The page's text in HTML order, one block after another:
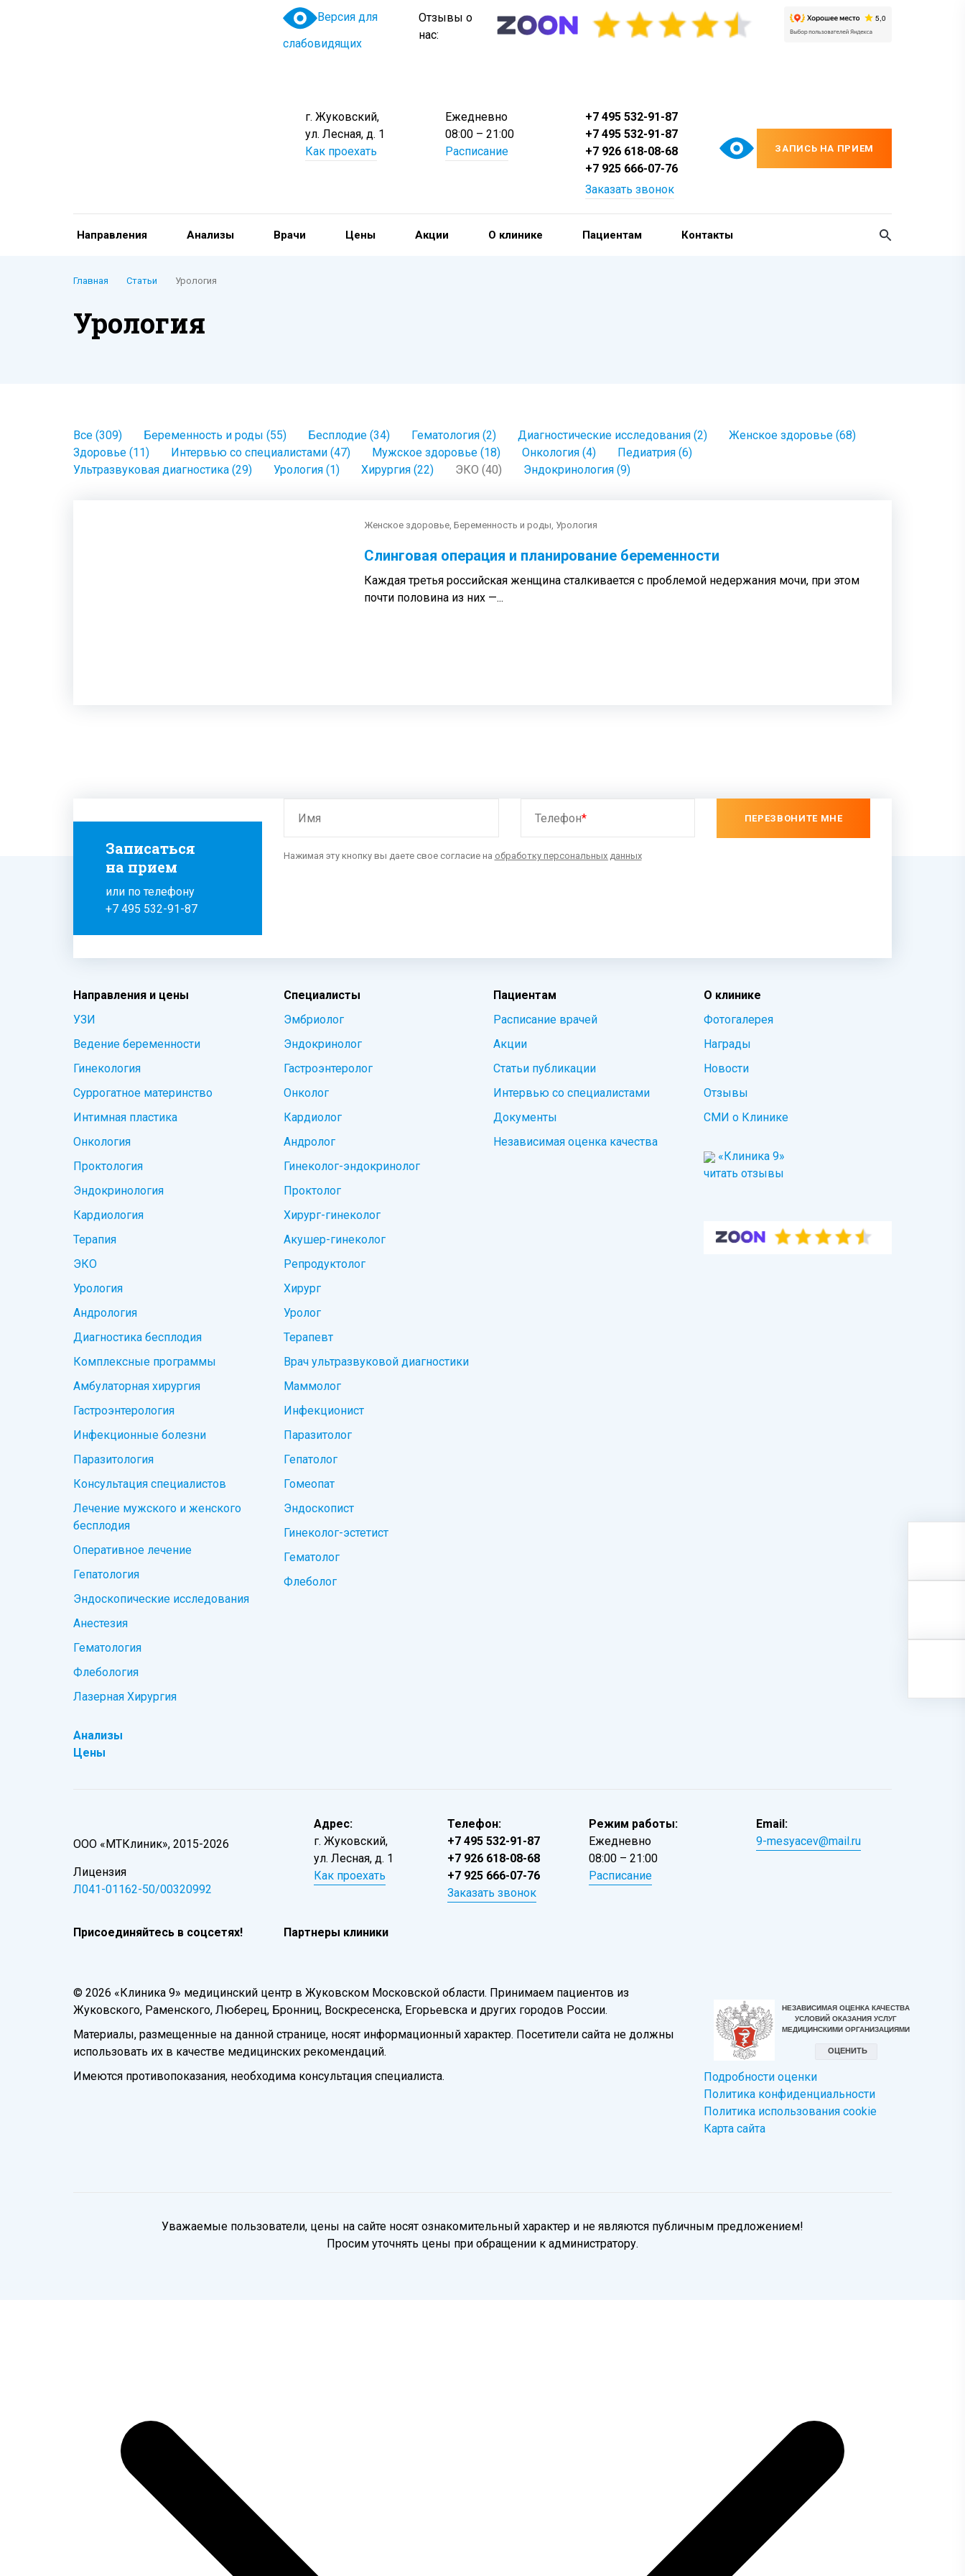
Версия для
слабовидящих
Отзывы о
нас:
г. Жуковский,
ул. Лесная, д. 1
Как проехать
Ежедневно
08:00 – 21:00
Расписание
+7 495 532-91-87
+7 495 532-91-87
+7 926 618-08-68
+7 925 666-07-76
Заказать звонок
ЗАПИСЬ НА ПРИЕМ
Направления Анализы Врачи Цены Акции О клинике Пациентам Контакты
Главная Статьи Урология
Урология
Все (309) Беременность и роды (55) Бесплодие (34) Гематология (2) Диагностические исследования (2)
Женское здоровье (68)
Здоровье (11)
Интервью со специалистами (47) Мужское здоровье (18) Онкология (4)
Педиатрия (6)
Ультразвуковая диагностика (29)
Урология (1) Хирургия (22) ЭКО (40) Эндокринология (9)
Женское здоровье, Беременность и роды, Урология
Слинговая операция и планирование беременности
Каждая третья российская женщина сталкивается с проблемой недержания мочи, при этом
почти половина из них —...
Записаться
на прием
или по телефону
+7 495 532-91-87
Имя Телефон*
Нажимая эту кнопку вы даете свое согласие на обработку персональных данных
ПЕРЕЗВОНИТЕ МНЕ
Направления и цены
УЗИ
Ведение беременности
Гинекология
Суррогатное материнство
Интимная пластика
Онкология
Проктология
Эндокринология
Кардиология
Терапия
ЭКО
Урология
Андрология
Диагностика бесплодия
Комплексные программы
Амбулаторная хирургия
Гастроэнтерология
Инфекционные болезни
Паразитология
Консультация специалистов
Лечение мужского и женского
бесплодия
Оперативное лечение
Гепатология
Эндоскопические исследования
Анестезия
Гематология
Флебология
Лазерная Хирургия
Анализы
Цены
Специалисты
Эмбриолог
Эндокринолог
Гастроэнтеролог
Онколог
Кардиолог
Андролог
Гинеколог-эндокринолог
Проктолог
Хирург-гинеколог
Акушер-гинеколог
Репродуктолог
Хирург
Уролог
Терапевт
Врач ультразвуковой диагностики
Маммолог
Инфекционист
Паразитолог
Гепатолог
Гомеопат
Эндоскопист
Гинеколог-эстетист
Гематолог
Флеболог
Пациентам
Расписание врачей
Акции
Статьи публикации
Интервью со специалистами
Документы
Независимая оценка качества
О клинике
Фотогалерея
Награды
Новости
Отзывы
СМИ о Клинике
«Клиника 9»
читать отзывы
ООО «МТКлиник», 2015-2026
Лицензия
Л041-01162-50/00320992
Адрес:
г. Жуковский,
ул. Лесная, д. 1
Как проехать
Телефон:
+7 495 532-91-87
+7 926 618-08-68
+7 925 666-07-76
Заказать звонок
Режим работы:
Ежедневно
08:00 – 21:00
Расписание
Email:
9-mesyacev@mail.ru
Присоединяйтесь в соцсетях! Партнеры клиники
© 2026 «Клиника 9» медицинский центр в Жуковском Московской области. Принимаем пациентов из
Жуковского, Раменского, Люберец, Бронниц, Воскресенска, Егорьевска и других городов России.
Материалы, размещенные на данной странице, носят информационный характер. Посетители сайта не должны
использовать их в качестве медицинских рекомендаций.
Имеются противопоказания, необходима консультация специалиста.
Подробности оценки
Политика конфиденциальности
Политика использования сookie
Карта сайта
Уважаемые пользователи, цены на сайте носят ознакомительный характер и не являются публичным предложением!
Просим уточнять цены при обращении к администратору.